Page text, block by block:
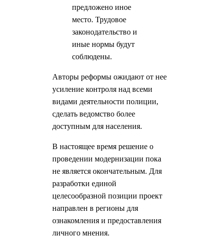
предложено иное
место. Трудовое
законодательство и
иные нормы будут
соблюдены.
Авторы реформы ожидают от нее
усиление контроля над всеми
видами деятельности полиции,
сделать ведомство более
доступным для населения.
В настоящее время решение о
проведении модернизации пока
не является окончательным. Для
разработки единой
целесообразной позиции проект
направлен в регионы для
ознакомления и предоставления
личного мнения.